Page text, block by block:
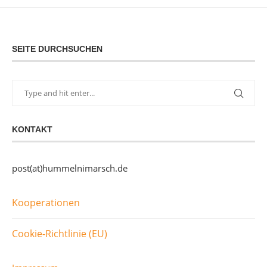
SEITE DURCHSUCHEN
KONTAKT
post(at)hummelnimarsch.de
Kooperationen
Cookie-Richtlinie (EU)